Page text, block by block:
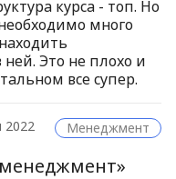
курса - топ. Но
много
Это не плохо и
все супер.
2022 Менеджмент